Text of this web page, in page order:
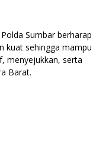
Sumbar berharap
kuat sehingga mampu
menyejukkan, serta
Barat.